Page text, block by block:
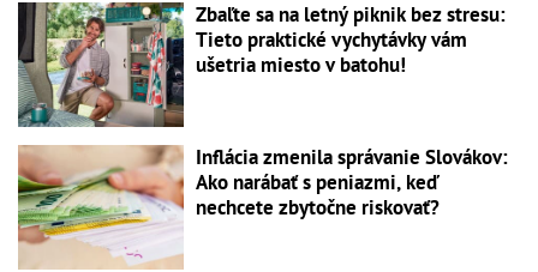
Zbaľte sa na letný piknik bez stresu:
Tieto praktické vychytávky vám
ušetria miesto v batohu!
Inflácia zmenila správanie Slovákov:
Ako narábať s peniazmi, keď
nechcete zbytočne riskovať?